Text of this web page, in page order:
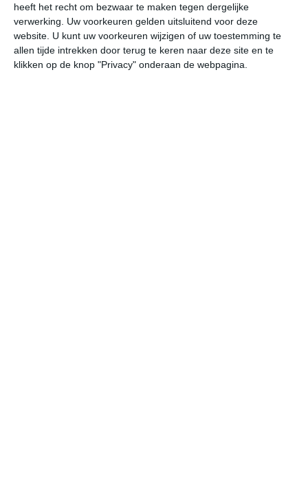
heeft het recht om bezwaar te maken tegen dergelijke
verwerking. Uw voorkeuren gelden uitsluitend voor deze
website. U kunt uw voorkeuren wijzigen of uw toestemming te
allen tijde intrekken door terug te keren naar deze site en te
klikken op de knop "Privacy" onderaan de webpagina.
15:00 18:00 21:00 00:00 03:00